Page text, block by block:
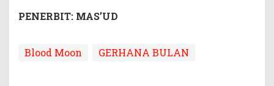
PENERBIT: MAS’UD
Blood Moon GERHANA BULAN